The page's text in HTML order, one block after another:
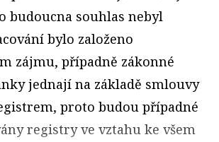
budoucna souhlas nebyl
bylo založeno
zájmu, případně zákonné
jednají na základě smlouvy
proto budou případné
registry ve vztahu ke všem